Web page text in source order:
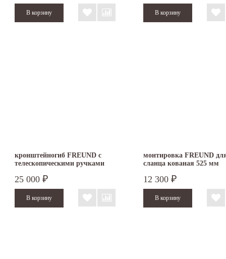
кронштейногиб FREUND с
телескопическими ручками
25 000 ₽
монтировка FREUND
сланца кованая 525 мм
12 300 ₽